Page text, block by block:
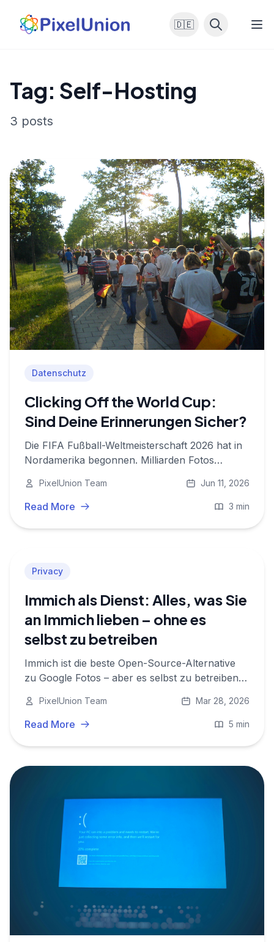
🇩🇪
Tag: Self-Hosting
3 posts
Datenschutz
Clicking Off the World Cup:
Sind Deine Erinnerungen Sicher?
Die FIFA Fußball-Weltmeisterschaft 2026 hat in
Nordamerika begonnen. Milliarden Fotos
ist, sie sicher zu speichern.
PixelUnion Team Jun 11, 2026
Read More 3 min
Privacy
Immich als Dienst: Alles, was Sie
an Immich lieben – ohne es
selbst zu betreiben
Immich ist die beste Open-Source-Alternative
zu Google Fotos – aber es selbst zu betreiben
vollständig verwalteten europäischen Dienst an,
damit Sie die Privatsphäre ohne den operativen
PixelUnion Team Mar 28, 2026
Read More 5 min